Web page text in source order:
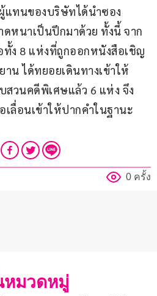
แทนของบริษัทได้นำซอง
ดหนาเป็นปึกมาด้วย ทั้งนี้ จาก
ทั้ง 8 แห่งที่ถูกออกหนังสือเชิญ
น ได้ทยอยเดินทางเข้าให้
วนคดีพิเศษแล้ว 6 แห่ง จึง
ลื่อนเข้าให้ปากคำในฐานะ
0 ครั้ง
หมวดหมู่